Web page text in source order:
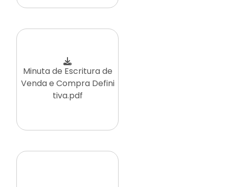
Minuta de Escritura de
Venda e Compra Defini
tiva.pdf